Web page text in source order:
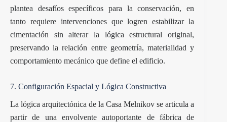
plantea desafíos específicos para la conservación, en
tanto requiere intervenciones que logren estabilizar la
cimentación sin alterar la lógica estructural original,
preservando la relación entre geometría, materialidad y
comportamiento mecánico que define el edificio.
7. Configuración Espacial y Lógica Constructiva
La lógica arquitectónica de la Casa Melnikov se articula a
partir de una envolvente autoportante de fábrica de